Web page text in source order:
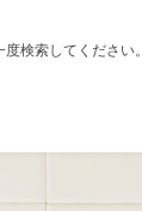
検索してください。